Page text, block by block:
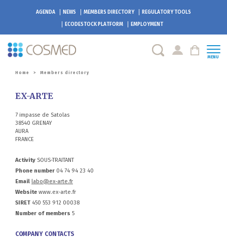
AGENDA NEWS MEMBERS DIRECTORY
REGULATORY TOOLS
ECODESTOCK PLATFORM EMPLOYMENT
MENU
Home > Members directory
EX-ARTE
7 impasse de Satolas
38540 GRENAY
AURA
FRANCE
Activity SOUS-TRAITANT
Phone number 04 74 94 23 40
Email labo@ex-arte.fr
Website www.ex-arte.fr
SIRET 450 553 912 00038
Number of members 5
COMPANY CONTACTS